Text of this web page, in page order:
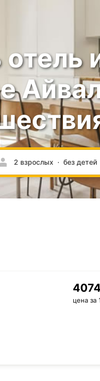
2 взрослых ·без детей
цена за